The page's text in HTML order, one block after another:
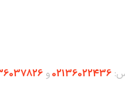
02136022436و